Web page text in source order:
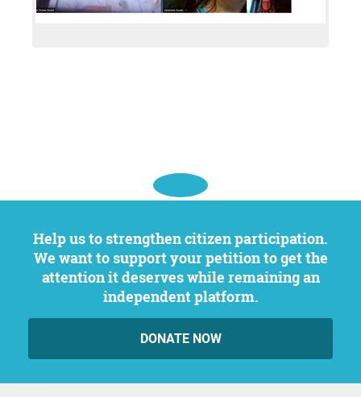
Help us to strengthen citizen participation.
We want to support your petition to get the
attention it deserves while remaining an
independent platform.
DONATE NOW